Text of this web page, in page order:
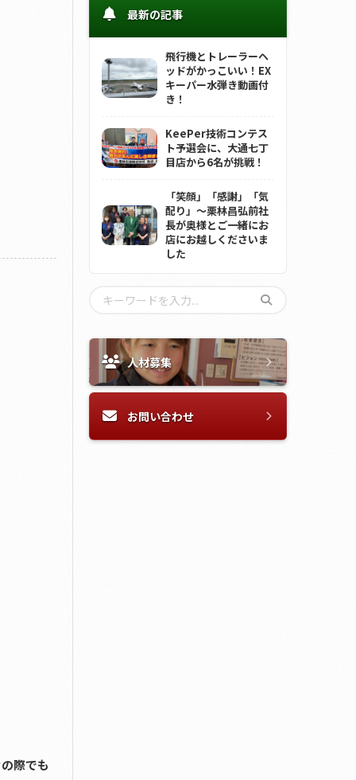
際でも
最新の記事
飛行機とトレーラーヘ
ッドがかっこいい！EX
キーパー水弾き動画付
き！
KeePer技術コンテス
ト予選会に、大通七丁
目店から6名が挑戦！
「笑顔」「感謝」「気
配り」～栗林昌弘前社
長が奥様とご一緒にお
店にお越しくださいま
した
人材募集
お問い合わせ